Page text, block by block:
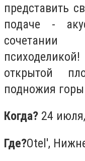
представить
подаче -
открытой
подножия
Когда? 24 июля,
Где?Otel',